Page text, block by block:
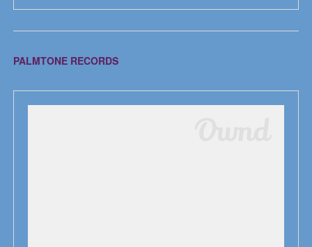
PALMTONE RECORDS